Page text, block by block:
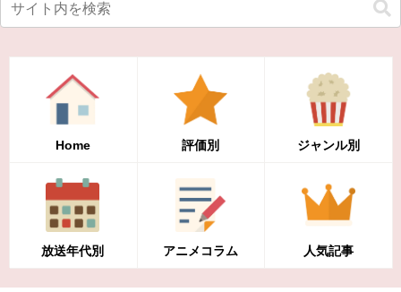
Home 評価別 ジャンル別
放送年代別 アニメコラム 人気記事